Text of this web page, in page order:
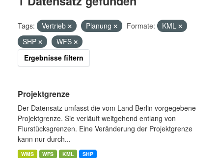
Tags: Vertrieb Planung Formate:
KML
SHP
WFS
Ergebnisse filtern
Projektgrenze
Der Datensatz umfasst die vom Land Berlin vorgegebene
Projektgrenze. Sie verläuft weitgehend entlang von
Flurstücksgrenzen. Eine Veränderung der Projektgrenze
kann nur durch...
WMS WFS KML SHP